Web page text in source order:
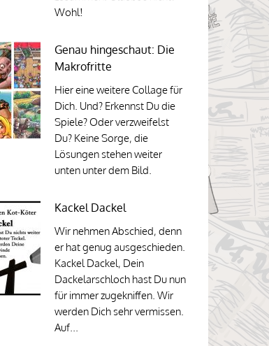
Wohl!
Genau hingeschaut: Die
Makrofritte
Hier eine weitere Collage für
Dich. Und? Erkennst Du die
Spiele? Oder verzweifelst
Du? Keine Sorge, die
Lösungen stehen weiter
unten unter dem Bild.
Kackel Dackel
Wir nehmen Abschied, denn
er hat genug ausgeschieden.
Kackel Dackel, Dein
Dackelarschloch hast Du nun
für immer zugekniffen. Wir
werden Dich sehr vermissen.
Auf...